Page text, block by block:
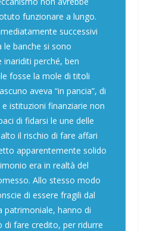
funzionare a lungo.
successivi
le banche si sono
inariditi perché, ben
fosse la mole di titoli
aveva “in pancia”, di
istituzioni finanziarie non
di fidarsi le une delle
il rischio di fare affari
apparentemente solido
era in realtà del
Allo stesso modo
di essere fragili dal
patrimoniale, hanno di
di fare credito, per ridurre